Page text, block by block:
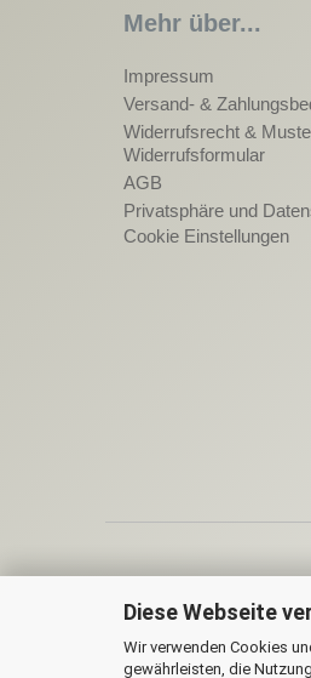
Diese Webseite
Wir verwenden Cookies
gewährleisten, die
Mehr über...
Impressum
Versand- &
Widerrufsrecht &
Widerrufsformular
AGB
Privatsphäre und
Cookie Einstellungen